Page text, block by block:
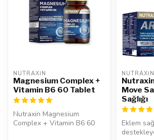
NUTRAXIN
Magnesium Complex +
Vitamin B6 60 Tablet
Nutraxin Magnesium
Complex + Vitamin B6 60
Move
Sağlığı
Eklem